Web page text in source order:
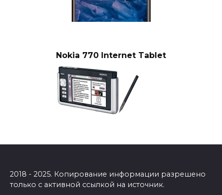
Nokia 770 Internet Tablet
2018 - 2025. Копирование информации разрешено
только с активной ссылкой на источник.